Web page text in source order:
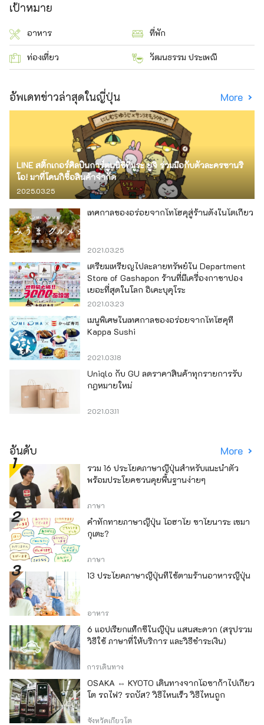
เป้าหมาย
อาหาร ที่พัก
ท่องเที่ยว วัฒนธรรม ประเพณี
อัพเดทข่าวล่าสุดในญี่ปุ่น More
LINE สติ๊กเกอร์ศิลปินการ์ตูนนิชิทีมูระ ยูจิ ร่วมมือกับตัวละครซานริ
โอ! มาที่โดนกิซื้อสินค้าจำกัด
2025.03.25
เทศกาลของอร่อยจากโทโฮคุสู่ร้านดังในโตเกียว
2021.03.25
เตรียมเหรียญไปละลายทรัพย์ใน Department
Store of Gashapon ร้านที่มีเครื่องกาชาปอง
เยอะที่สุดในโลก อิเคะบุคุโระ
2021.03.23
เมนูพิเศษในเทศกาลของอร่อยจากโทโฮคุที่
Kappa Sushi
2021.03.18
Uniqlo กับ GU ลดราคาสินค้าทุกรายการรับ
กฎหมายใหม่
2021.03.11
อันดับ More
รวม 16 ประโยคภาษาญี่ปุ่นสำหรับแนะนำตัว
พร้อมประโยคชวนคุยพื้นฐานง่ายๆ
ภาษา
คำทักทายภาษาญี่ปุ่น โอฮาโย ซาโยนาระ เซมา
กุเตะ?
ภาษา
13 ประโยคภาษาญี่ปุ่นที่ใช้ตามร้านอาหารญี่ปุ่น
อาหาร
6 แอปเรียกแท็กซี่ในญี่ปุ่น แสนสะดวก (สรุปรวม
วิธีใช้ ภาษาที่ให้บริการ และวิธีชำระเงิน)
การเดินทาง
OSAKA ⇔ KYOTO เดินทางจากโอซาก้าไปเกียว
โต รถไฟ? รถบัส? วิธีไหนเร็ว วิธีไหนถูก
จังหวัดเกียวโต